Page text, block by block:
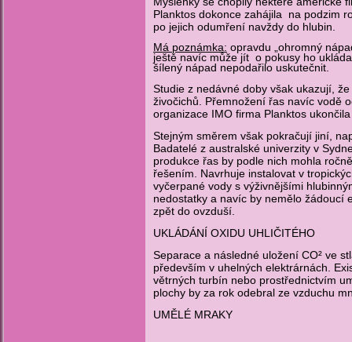
Planktos dokonce zahájila na podzim
po jejich odumření navždy do hlubin.
Má poznámka: opravdu „ohromný
ještě navíc může jít o pokusy ho
šílený nápad nepodařilo uskutečnit.
Studie z nedávné doby však ukazují,
živočichů. Přemnožení řas navíc vodě
organizace IMO firma Planktos
Stejným směrem však pokračují jiní,
Badatelé z australské univerzity v
produkce řas by podle nich mohla
řešením. Navrhuje instalovat v
vyčerpané vody s výživnějšími
nedostatky a navíc by nemělo žádoucí
zpět do ovzduší.
UKLÁDÁNÍ OXIDU UHLIČITÉHO
Separace a následné uložení CO² ve
především v uhelných elektrárnách.
větrných turbín nebo prostřednictvím
plochy by za rok odebral ze vzduchu
UMĚLÉ MRAKY